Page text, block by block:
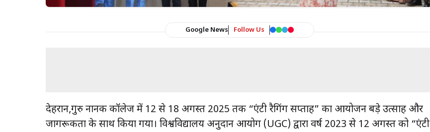
Google News Follow Us
देहरादून,गुरु नानक कॉलेज में 12 से 18 अगस्त 2025 तक “एंटी रैगिंग सप्ताह” का आयोजन बड़े उत्साह और
जागरूकता के साथ किया गया। विश्वविद्यालय अनुदान आयोग (UGC) द्वारा वर्ष 2023 से 12 अगस्त को “एंटी